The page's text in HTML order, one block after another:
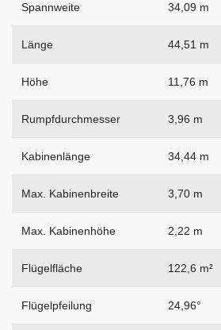
Spannweite 34,09 m
Länge 44,51 m
Höhe 11,76 m
Rumpfdurchmesser 3,96 m
Kabinenlänge 34,44 m
Max. Kabinenbreite 3,70 m
Max. Kabinenhöhe 2,22 m
Flügelfläche 122,6 m²
Flügelpfeilung 24,96°